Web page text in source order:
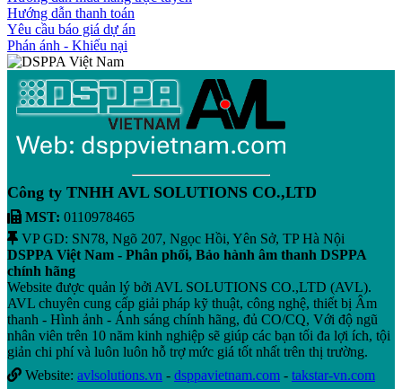
Hướng dẫn thanh toán
Yêu cầu báo giá dự án
Phán ánh - Khiếu nại
Công ty TNHH AVL SOLUTIONS CO.,LTD
MST: 0110978465
VP GD: SN78, Ngõ 207, Ngọc Hồi, Yên Sở, TP Hà Nội
DSPPA Việt Nam - Phân phối, Bảo hành âm thanh DSPPA
chính hãng
Website được quản lý bởi AVL SOLUTIONS CO.,LTD (AVL).
AVL chuyên cung cấp giải pháp kỹ thuật, công nghệ, thiết bị Âm
thanh - Hình ảnh - Ánh sáng chính hãng, đủ CO/CQ, Với độ ngũ
nhân viên trên 10 năm kinh nghiệp sẽ giúp các bạn tối đa lợi ích, tội
giản chi phí và luôn luôn hỗ trợ mức giá tốt nhất trên thị trường.
Website: avlsolutions.vn - dsppavietnam.com - takstar-vn.com